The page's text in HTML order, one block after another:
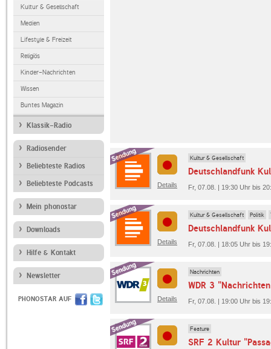
Kultur & Gesellschaft
Medien
Lifestyle & Freizeit
Religiös
Kinder-Nachrichten
Wissen
Buntes Magazin
Klassik-Radio
Radiosender
Beliebteste Radios
Beliebteste Podcasts
Mein phonostar
Downloads
Hilfe & Kontakt
Newsletter
PHONOSTAR AUF
Details
Kultur & Gesellschaft
Deutschlandfunk
Fr, 07.08. | 19:30 Uhr bis
Details
Kultur & Gesellschaft Politik
Deutschlandfunk
Fr, 07.08. | 18:05 Uhr bis
Details
Nachrichten
WDR 3
Fr, 07.08. | 19:00 Uhr bis
Feature
SRF 2 Kultur